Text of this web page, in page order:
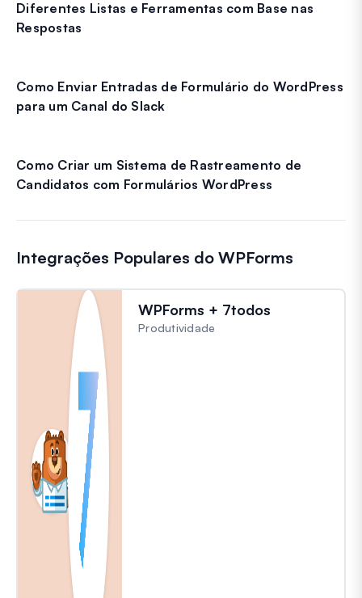
Diferentes Listas e Ferramentas com Base nas
Respostas
Como Enviar Entradas de Formulário do WordPress
para um Canal do Slack
Como Criar um Sistema de Rastreamento de
Candidatos com Formulários WordPress
Integrações Populares do WPForms
WPForms + 7todos
Produtividade